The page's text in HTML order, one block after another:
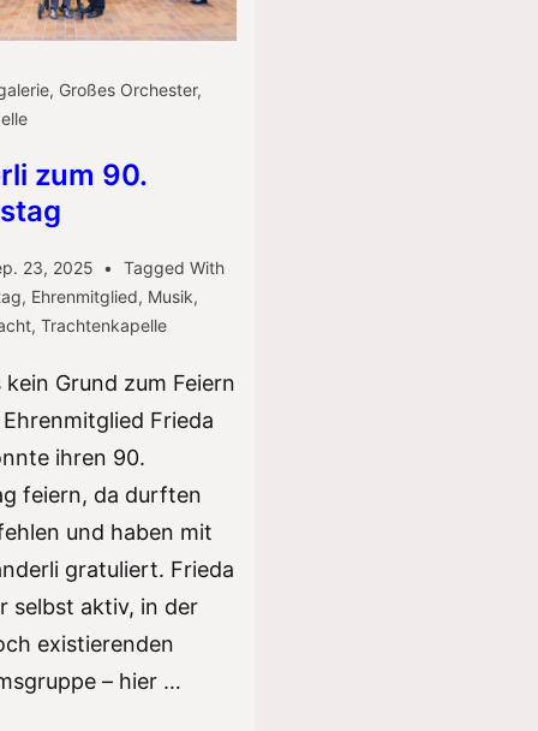
, Großes Orchester,
zum 90.
23, 2025
Tagged With
, Ehrenmitglied, Musik,
, Trachtenkapelle
kein Grund zum Feiern
Frieda
ihren 90.
feiern, da durften
und haben mit
gratuliert. Frieda
selbst aktiv, in der
existierenden
– hier …